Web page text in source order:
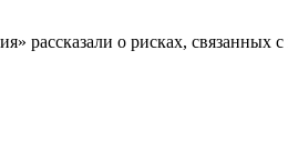
рассказали о рисках, связанных